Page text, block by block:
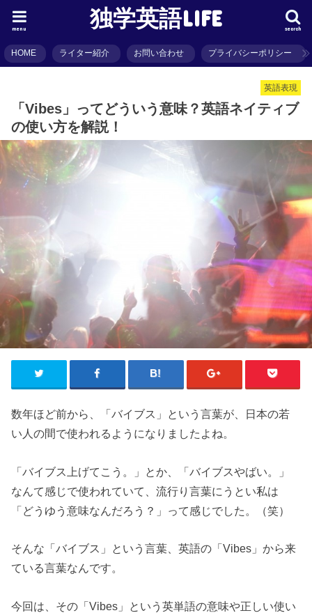
独学英語LIFE search
menu
HOME ライター紹介 お問い合わせ プライバシーポリシー
英語表現
「Vibes」ってどういう意味？英語ネイティブ
の使い方を解説！
数年ほど前から、「バイブス」という言葉が、日本の若
い人の間で使われるようになりましたよね。
「バイブス上げてこう。」とか、「バイブスやばい。」
なんて感じで使われていて、流行り言葉にうとい私は
「どうゆう意味なんだろう？」って感じでした。（笑）
そんな「バイブス」という言葉、英語の「Vibes」から来
ている言葉なんです。
今回は、その「Vibes」という英単語の意味や正しい使い